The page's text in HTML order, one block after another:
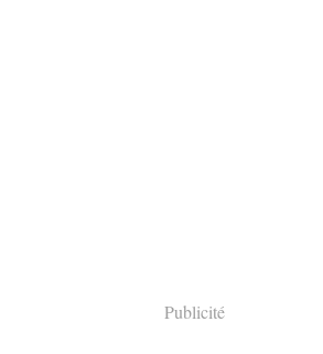
Publicité